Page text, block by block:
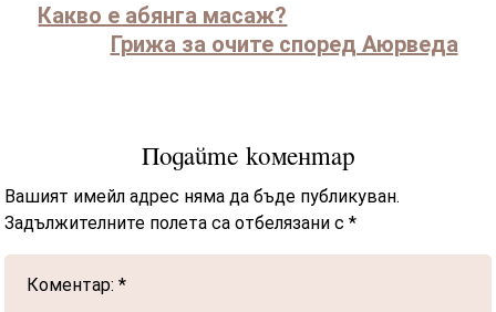
Какво е абянга масаж?
Грижа за очите според Аюрведа
Подайте коментар
Вашият имейл адрес няма да бъде публикуван.
Задължителните полета са отбелязани с*